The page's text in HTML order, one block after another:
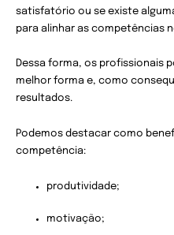
satisfatório ou se existe
para alinhar as competências
Dessa forma, os profissionais
melhor forma e, como
resultados.
Podemos destacar como
competência:
produtividade;
motivação;